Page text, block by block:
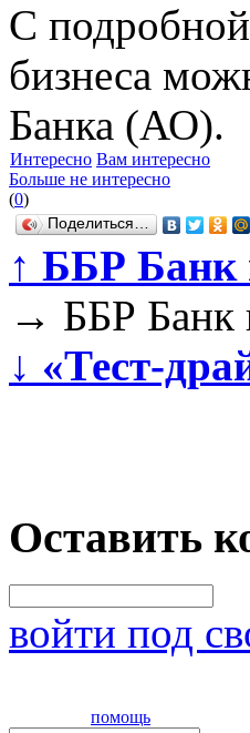
С
бизнеса
Банка (АО).
Интересно Вам интересно
Больше не интересно
(0)
Поделиться…
↑ ББР Банк
→ ББР Банк
↓ «Тест-
Оставить
войти под
помощь